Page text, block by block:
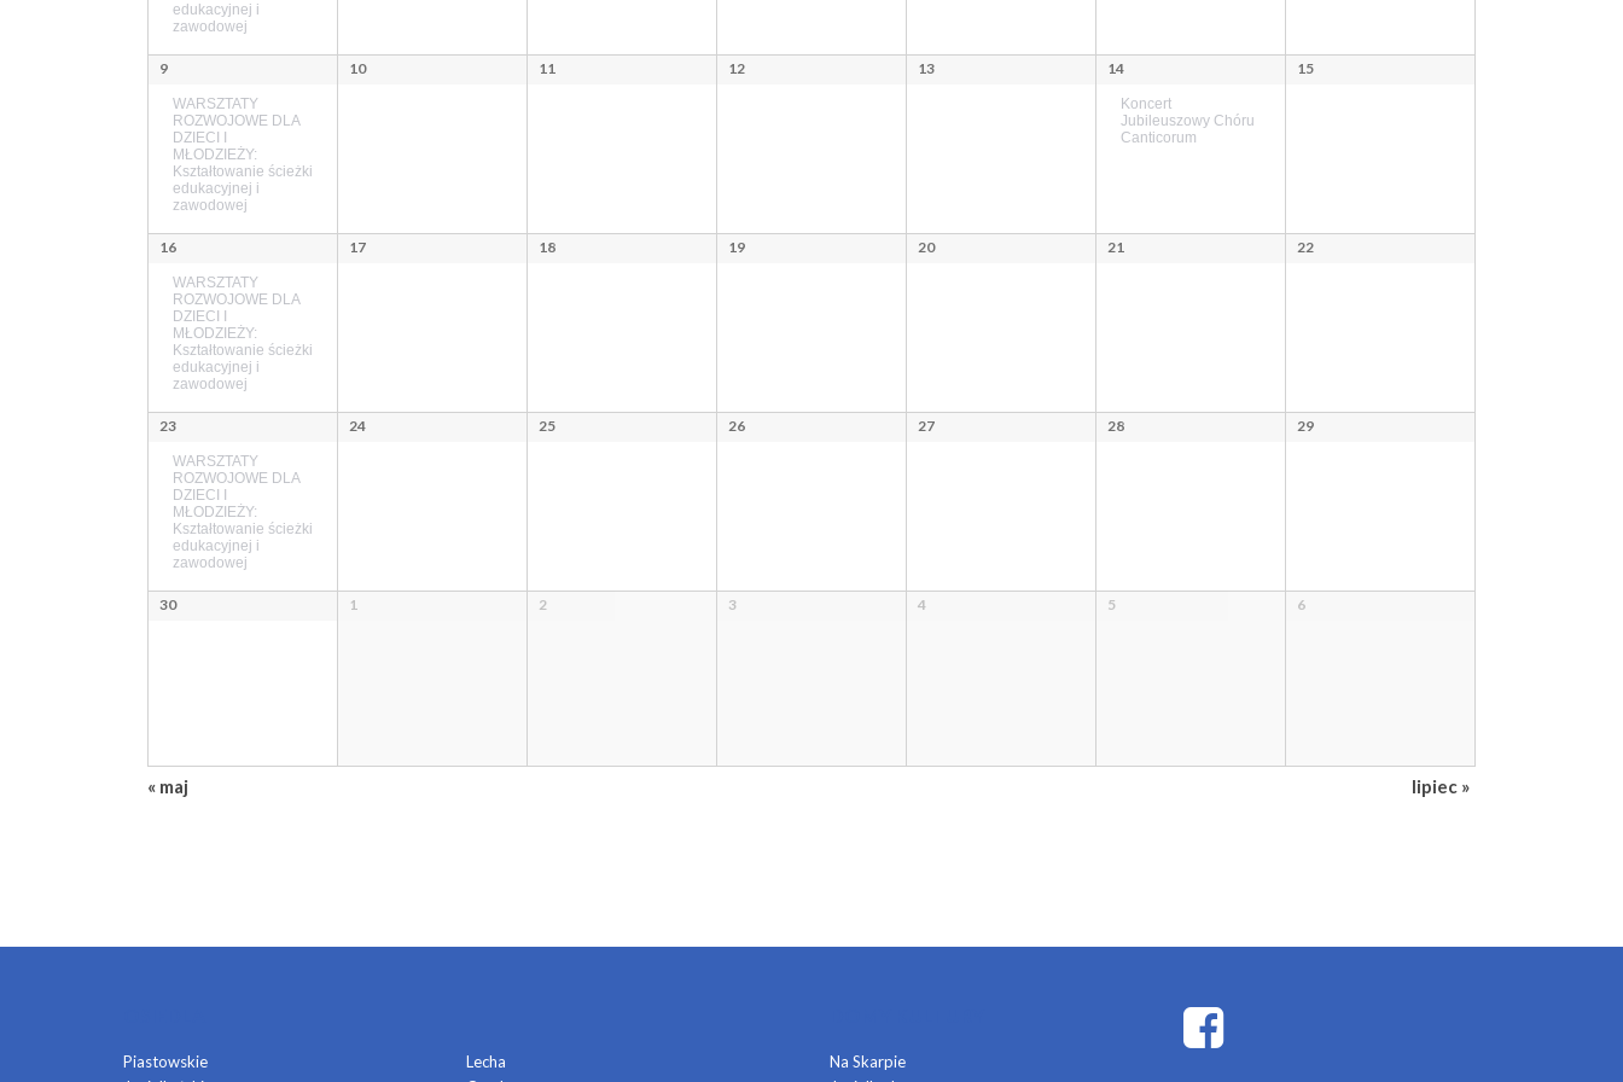
edukacyjnej i
zawodowej
9
WARSZTATY
ROZWOJOWE DLA
DZIECI I
MŁODZIEŻY:
Kształtowanie ścieżki
edukacyjnej i
zawodowej
10 11 12 13 14
Koncert
Jubileuszowy Chóru
Canticorum
15
16
WARSZTATY
ROZWOJOWE DLA
DZIECI I
MŁODZIEŻY:
Kształtowanie ścieżki
edukacyjnej i
zawodowej
17 18 19 20 21 22
23
WARSZTATY
ROZWOJOWE DLA
DZIECI I
MŁODZIEŻY:
Kształtowanie ścieżki
edukacyjnej i
zawodowej
24 25 26 27 28 29
30 1 2 3 4 5 6
« maj lipiec »
Piastowskie
Lecha
Na Skarpie